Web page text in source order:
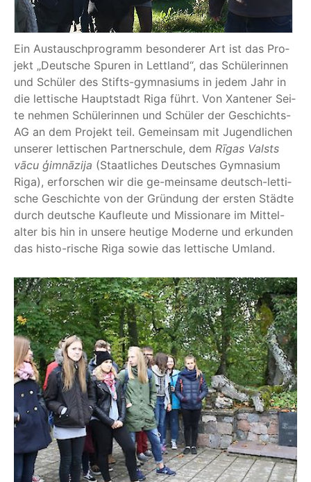
Ein Aus­tausch­pro­gramm beson­de­rer Art ist das Pro­
jekt „Deut­sche Spu­ren in Lett­land“, das Schü­le­rin­nen
und Schü­ler des Stifts-gym­na­si­ums in jedem Jahr in
die let­ti­sche Haupt­stadt Riga führt. Von Xan­te­ner Sei­
te neh­men Schü­le­rin­nen und Schü­ler der Geschichts-
AG an dem Pro­jekt teil. Gemein­sam mit Jugend­li­chen
unse­rer let­ti­schen Part­ner­schu­le, dem Rīgas Valsts
vācu ģim­nā­zi­ja (Staat­li­ches Deut­sches Gym­na­si­um
Riga), erfor­schen wir die ge-mein­sa­me deutsch-let­ti­
sche Geschich­te von der Grün­dung der ers­ten Städ­te
durch deut­sche Kauf­leu­te und Mis­sio­na­re im Mit­tel-
alter bis hin in unse­re heu­ti­ge Moder­ne und erkun­den
das his­to-rische Riga sowie das let­ti­sche Umland.